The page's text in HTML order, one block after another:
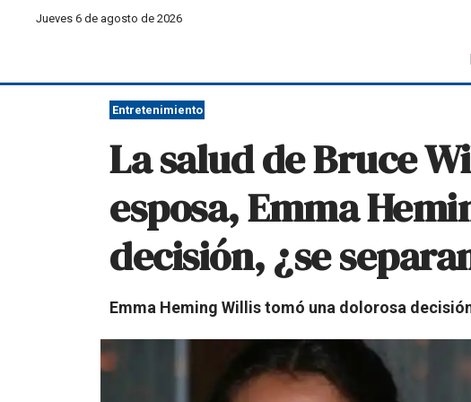
Jueves 6 de agosto de 2026
Entretenimiento
La salud de Bruce
esposa, Emma
decisión, ¿se
Emma Heming Willis tomó una dolorosa